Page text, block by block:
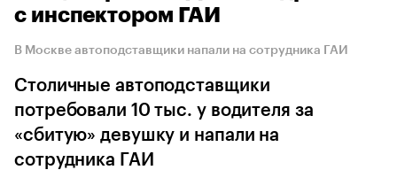
с инспектором ГАИ
В Москве автоподставщики напали на сотрудника ГАИ
Столичные автоподставщики
потребовали 10 тыс. у водителя за
«сбитую» девушку и напали на
сотрудника ГАИ